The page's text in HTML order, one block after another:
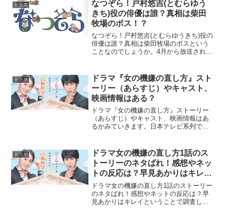
法案の賛否が大き...
ドラマ
なつぞら！戸村悠吉(とむらゆう
きち)役の俳優は誰？真相は柴田
牧場のボス！？
なつぞら！戸村悠吉(とむらゆうきち)役の
俳優は誰？真相は柴田牧場のボスという
ことなのでしょうか。4月から放送される
待が高まります。北海道生まれの私も十
勝に行くと大...
ドラマ
ドラマ『女の機嫌の直し方』スト
ーリー（あらすじ）やキャスト、
映画情報はある？
ドラマ『女の機嫌の直し方』ストーリー
（あらすじ）やキャスト、映画情報はあ
るかみていきます。日本テレビ系列で昨
いくドラマです。女の機嫌を脳科学で分
析し科学的に解明していく...
ドラマ
ドラマ女の機嫌の直し方1話のス
トーリーのネタばれ！感想やネッ
トの反応は？早見あかりはキレ
イ！2話の予測も！
ドラマ女の機嫌の直し方1話のストーリー
のネタばれ！感想やネットの反応は？早
見あかりはキレイということで調査しま